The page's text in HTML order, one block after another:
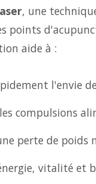
, une
points
aide à :
l'envie
compulsions
perte de poids
vitalité et